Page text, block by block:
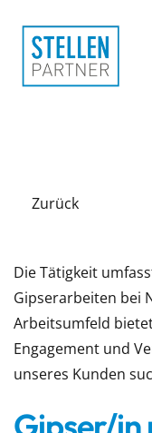
Zurück
Die Tätigkeit
Gipserarbeiten bei
Arbeitsumfeld
Engagement und
unseres Kunden